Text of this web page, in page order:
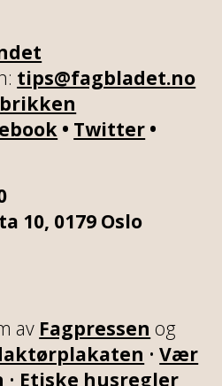
tips@fagbladet.no
• Twitter •
10, 0179 Oslo
av Fagpressen og
• Vær
• Etiske husregler